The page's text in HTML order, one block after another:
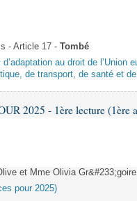
- Article 17 - Tombé
au droit de l’Union
de transport, de santé et
2025 - 1ère lecture (1ère
et Mme Olivia
pour 2025)